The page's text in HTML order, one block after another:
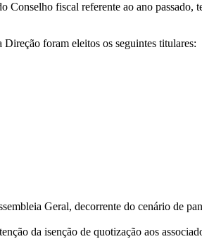
Conselho fiscal referente ao ano passado,
foram eleitos os seguintes titulares:
Geral, decorrente do cenário de
da isenção de quotização aos